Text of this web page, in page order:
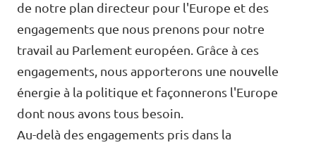
🇬🇧 Volt UK
... et bien plus encore !
Faire un don
Volt Shop (merch)
de notre plan directeur pour l'Europe et des
engagements que nous prenons pour notre
travail au Parlement européen. Grâce à ces
engagements, nous apporterons une nouvelle
énergie à la politique et façonnerons l'Europe
dont nous avons tous besoin.
Au-delà des engagements pris dans la